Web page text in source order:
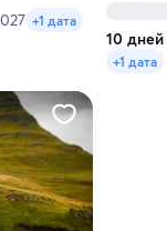
+1 дата
10 дней
+1 дата